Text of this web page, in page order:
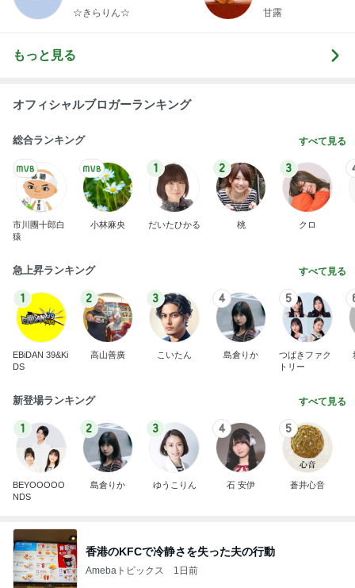
らりん☆のブログ
☆きらりん☆ 甘露
もっと見る
オフィシャルブロガーランキング
総合ランキング すべて見る
市川團十郎白
猿
小林麻央
1
だいたひかる
2
桃
3
クロ
急上昇ランキング すべて見る
1
EBiDAN 39&Ki
DS
2
高山善廣
3
こいたん
4
島倉りか
5
つばきファク
トリー
新登場ランキング すべて見る
1
BEYOOOOO
NDS
2
島倉りか
3
ゆうこりん
4
石 安伊
5
蒼井心音
香港のKFCで冷静さを失った夫の行動
Amebaトピックス 1日前